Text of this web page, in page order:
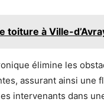
toiture à Ville-
élimine les
assurant ainsi une
intervenants dans